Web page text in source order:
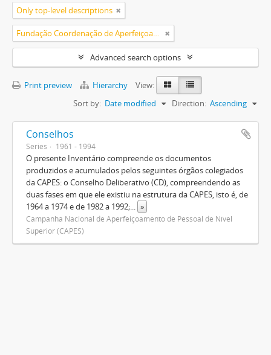
Only top-level descriptions
Fundação Coordenação de Aperfeiçoamento de Pessoal de Nível Superior (CAPES)
Advanced search options
Print preview Hierarchy
View:
Sort by: Date modified Direction: Ascending
Conselhos
Series 1961 - 1994
O presente Inventário compreende os documentos
produzidos e acumulados pelos seguintes órgãos colegiados
da CAPES: o Conselho Deliberativo (CD), compreendendo as
duas fases em que ele existiu na estrutura da CAPES, isto é, de
1964 a 1974 e de 1982 a 1992;... »
Campanha Nacional de Aperfeiçoamento de Pessoal de Nível
Superior (CAPES)